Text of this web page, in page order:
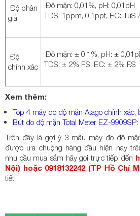
Độ phân
giải
Độ mặn: 0,01%, pH: 0,01pH
TDS: 1ppm, 0,1ppt, EC: 1uS
Độ
chính xác
Độ mặn: ± 0,1%, pH: ±
TDS: ± 2% F.S, EC: ± 2% F.S
Xem thêm:
Top 4 máy đo độ mặn Atago chính xác,
Bút đo độ mặn Total Meter EZ-
Trên đây là gợi ý 3 mẫu máy đo độ
được ưa chuộng hàng đầu hiện nay
nhu cầu mua sắm hãy gọi trực tiếp đến
Nội) hoặc 0918132242 (TP Hồ Chí
tiết!